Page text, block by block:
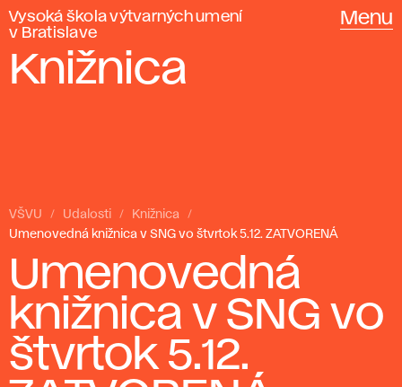
Vysoká škola výtvarných umení
v Bratislave
Menu
Knižnica
VŠVU Udalosti
Knižnica
Umenovedná knižnica v SNG vo štvrtok 5.12. ZATVORENÁ
Umenovedná
knižnica v SNG vo
štvrtok 5.12.